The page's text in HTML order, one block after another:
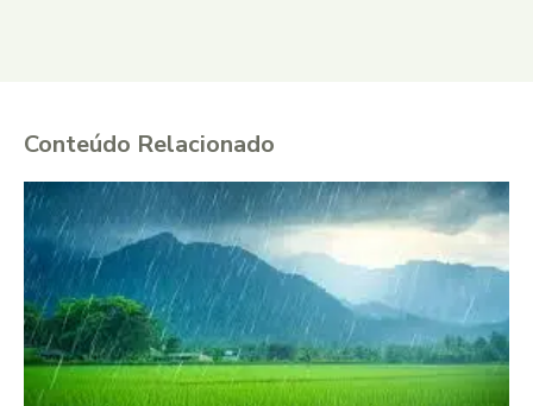
Conteúdo Relacionado